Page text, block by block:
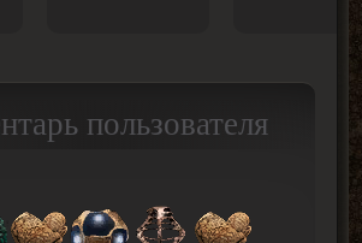
пользователя